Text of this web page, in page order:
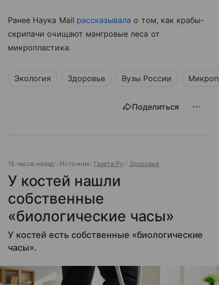
Ранее Наука Mail рассказывала о том, как крабы-
скрипачи очищают мангровые леса от
микропластика.
Экология Здоровье Вузы России
Поделиться
15 часов назад Источник: Газета.Ру Здоровье
У костей нашли
собственные
«биологические часы»
У костей есть собственные «биологические
часы».